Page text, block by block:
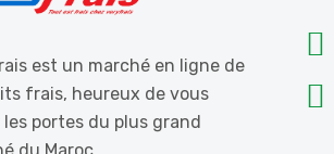
est un marché en ligne de
frais, heureux de vous
portes du plus grand